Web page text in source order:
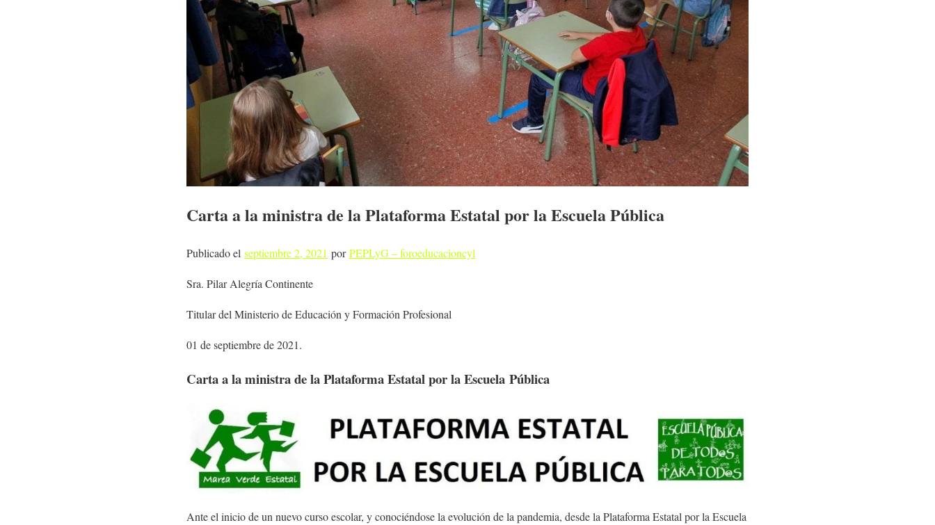
Carta a la ministra de la Plataforma Estatal por la Escuela Pública
Publicado el septiembre 2, 2021 porPEPLyG – foroeducacioncyl
Sra. Pilar Alegría Continente
Titular del Ministerio de Educación y Formación Profesional
01 de septiembre de 2021.
Carta a la ministra de la Plataforma Estatal por la Escuela Pública
Ante el inicio de un nuevo curso escolar, y conociéndose la evolución de la pandemia, desde la Plataforma Estatal por la Escuela